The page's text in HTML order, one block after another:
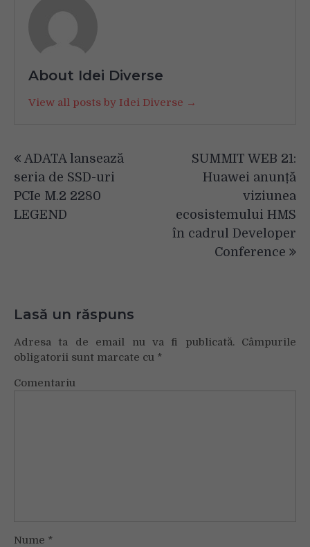
About Idei Diverse
View all posts by Idei Diverse →
în
articole
ADATA lansează
seria de SSD-uri
PCIe M.2 2280
LEGEND
SUMMIT WEB 21:
Huawei anunță
viziunea
ecosistemului HMS
în cadrul Developer
Conference
Lasă un răspuns
Adresa ta de email nu va fi publicată.Câmpurile
obligatorii sunt marcate cu *
Comentariu
Nume *